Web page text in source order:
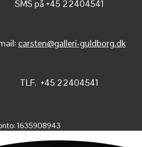
SMS på +45 22404541
carsten@galleri-guldborg.dk
TLF. +45 22404541
1635908943